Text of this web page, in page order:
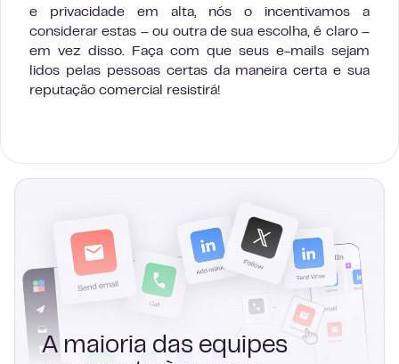
e privacidade em alta, nós o incentivamos a
considerar estas – ou outra de sua escolha, é claro –
em vez disso. Faça com que seus e-mails sejam
lidos pelas pessoas certas da maneira certa e sua
reputação comercial resistirá!
A maioria das equipes